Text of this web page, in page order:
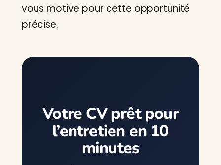
vous motive pour cette opportunité
précise.
Votre CV prêt pour
l’entretien en 10
minutes